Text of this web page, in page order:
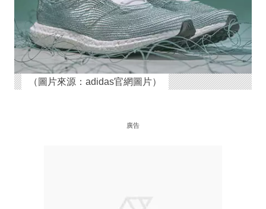
（圖片來源：adidas官網圖片）
廣告